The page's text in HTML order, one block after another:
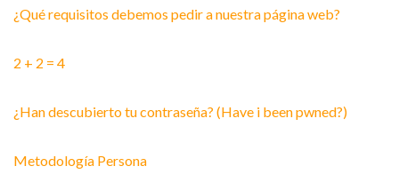
¿Qué requisitos debemos pedir a nuestra página web?
2 + 2 = 4
¿Han descubierto tu contraseña? (Have i been pwned?)
Metodología Persona